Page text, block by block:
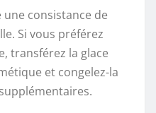
consistance de
Si vous préférez
transférez la glace
et congelez-la